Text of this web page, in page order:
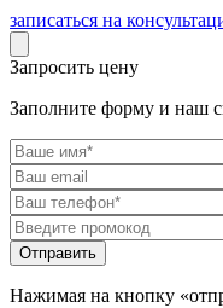
записаться на
Запросить цену
Заполните форму и наш
Нажимая на кнопку